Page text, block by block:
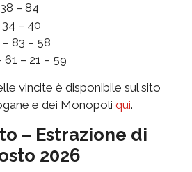
– 84
– 40
83 – 58
61 – 21 – 59
vincite è disponibile sul sito
e dei Monopoli qui.
– Estrazione di
2026